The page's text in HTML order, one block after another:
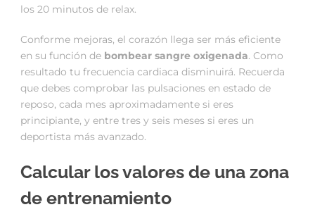
los 20 minutos de relax.
Conforme mejoras, el corazón llega ser más eficiente
en su función de bombear sangre oxigenada. Como
resultado tu frecuencia cardiaca disminuirá. Recuerda
que debes comprobar las pulsaciones en estado de
reposo, cada mes aproximadamente si eres
principiante, y entre tres y seis meses si eres un
deportista más avanzado.
Calcular los valores de una zona
de entrenamiento